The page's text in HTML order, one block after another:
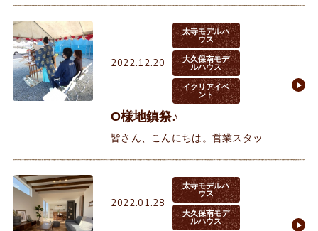
ね…。明石でここまで大きな事件が
起こるとは思えませんが（起こって
ほし
2022.12.20
太寺モデルハ
ウス
大久保南モデ
ルハウス
イクリアイベ
ント
O様地鎮祭♪
皆さん、こんにちは。営業スタッフ
く便利の良い立地で誰もが気に入っ
て頂ける場所です♪地鎮祭当日はす
2022.01.28
太寺モデルハ
ウス
大久保南モデ
ルハウス